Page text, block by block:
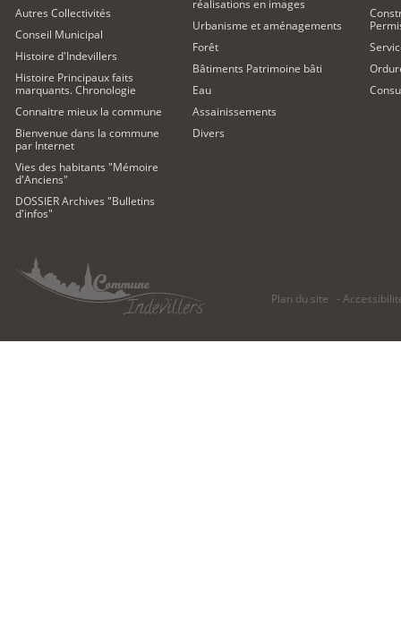
Autres Collectivités
Conseil Municipal
Histoire d'Indevillers
Histoire Principaux faits
marquants. Chronologie
Connaitre mieux la commune
Bienvenue dans la commune
par Internet
Vies des habitants "Mémoire
d'Anciens"
DOSSIER Archives "Bulletins
d'infos"
réalisations en images
Urbanisme et aménagements
Forêt
Bâtiments Patrimoine bâti
Eau
Assainissements
Divers
Plan du site